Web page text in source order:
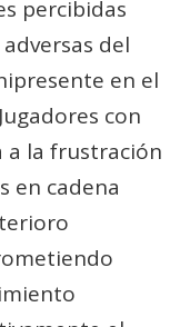
percibidas
del
en el
con
a la frustración
en cadena